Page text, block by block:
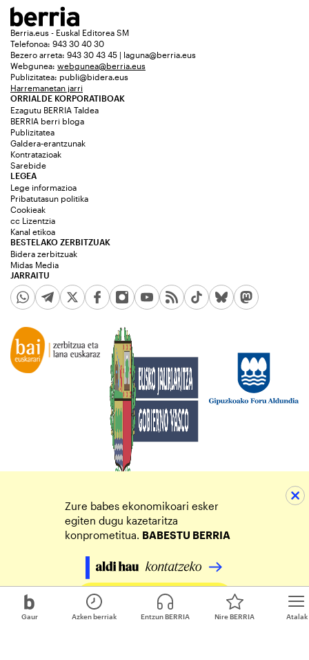
Gaur Atalak
Azken berriak Entzun BERRIA Nire BERRIA
Berria.eus - Euskal Editorea SM
Telefonoa: 943 30 40 30
Bezero arreta: 943 30 43 45 | laguna@berria.eus
Webgunea: webgunea@berria.eus
Publizitatea: publi@bidera.eus
Harremanetan jarri
ORRIALDE KORPORATIBOAK
Ezagutu BERRIA Taldea
BERRIA berri bloga
Publizitatea
Galdera-erantzunak
Kontratazioak
Sarebide
JARRAITU
LEGEA
Lege informazioa
Pribatutasun politika
Cookieak
cc Lizentzia
Kanal etikoa
BESTELAKO ZERBITZUAK
Bidera zerbitzuak
Midas Media
Zure babes ekonomikoari esker
egiten dugu kazetaritza
konprometitua. BABESTU BERRIA
Egin zure ekarpena